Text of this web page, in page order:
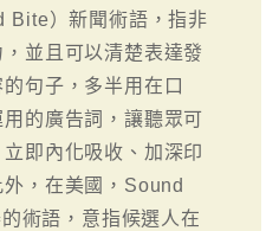
Bite）新聞術語，指非
並且可以清楚表達發
句子，多半用在口
的廣告詞，讓聽眾可
即內化吸收、加深印
，在美國，Sound
術語，意指候選人在